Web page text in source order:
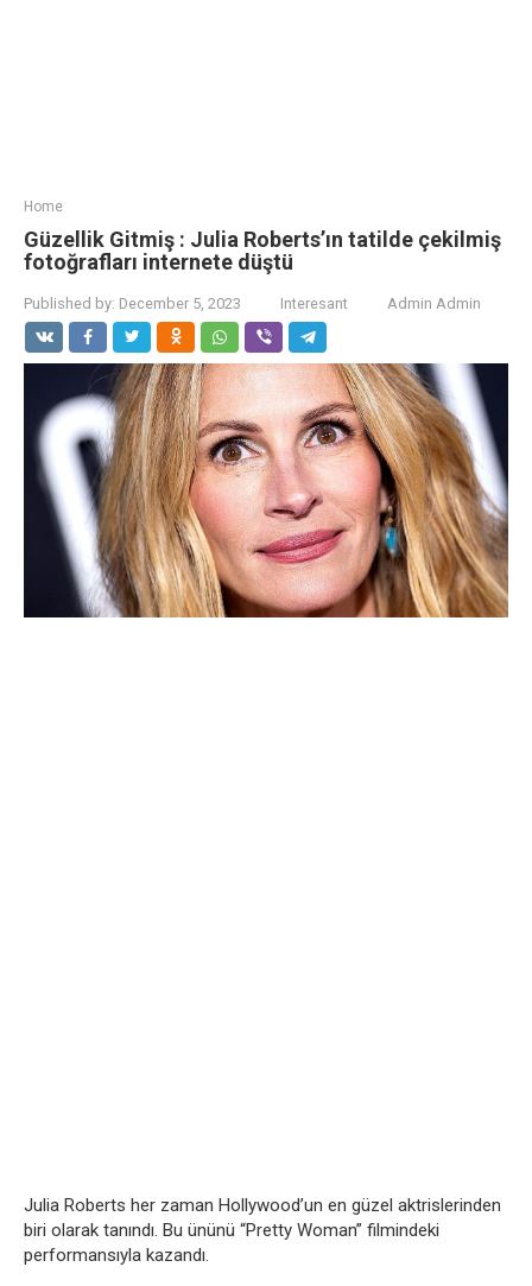
Home
Güzellik Gitmiş : Julia Roberts’ın tatilde çekilmiş
fotoğrafları internete düştü
Published by: December 5, 2023 Interesant Admin Admin
Julia Roberts her zaman Hollywood’un en güzel aktrislerinden
biri olarak tanındı. Bu ününü “Pretty Woman” filmindeki
performansıyla kazandı.